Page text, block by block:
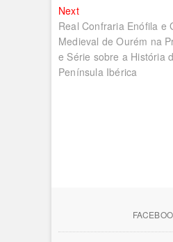
NextNext
post:
Real Confraria Enófila e
Medieval de Ourém na
e Série sobre a História
Península Ibérica